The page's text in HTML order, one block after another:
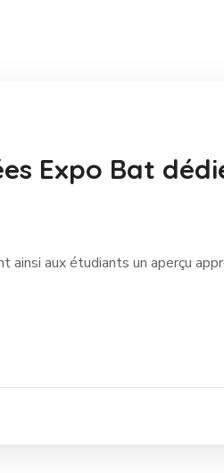
Expo Bat
aux étudiants un aperçu